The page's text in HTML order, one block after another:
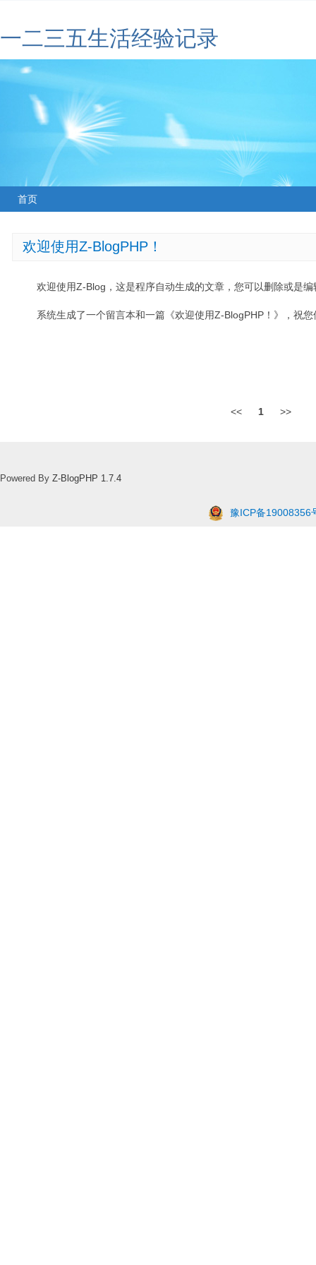
一二三五生活经验记录
首页
欢迎使用Z-BlogPHP！
欢迎使用Z-Blog，这是程序自动生成的文章，您可以删除或是编
系统生成了一个留言本和一篇《欢迎使用Z-BlogPHP！》，祝
<< 1 >>
Powered By Z-BlogPHP 1.7.4
豫ICP备19008356